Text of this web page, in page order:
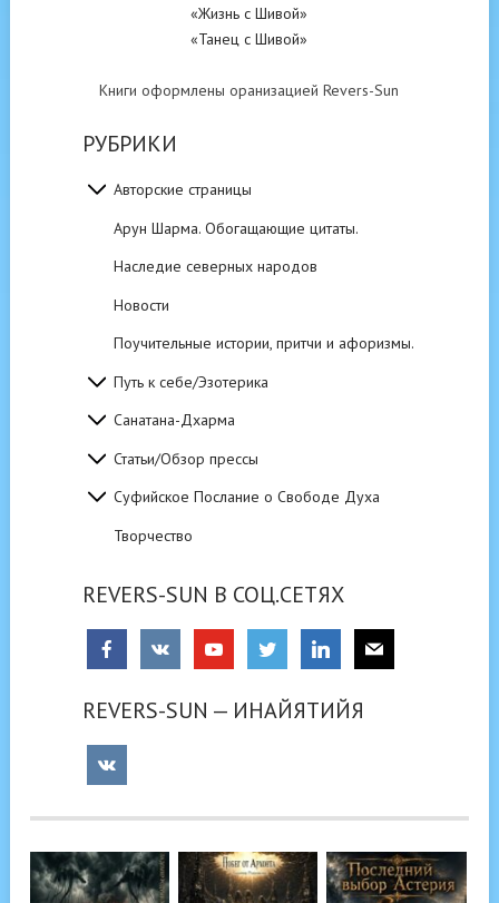
«Жизнь с Шивой»
«Танец с Шивой»
Книги оформлены оранизацией Revers-Sun
РУБРИКИ
Авторские страницы
Арун Шарма. Обогащающие цитаты.
Наследие северных народов
Новости
Поучительные истории, притчи и афоризмы.
Путь к себе/Эзотерика
Санатана-Дхарма
Статьи/Обзор прессы
Суфийское Послание о Свободе Духа
Творчество
REVERS-SUN В СОЦ.СЕТЯХ
REVERS-SUN — ИНАЙЯТИЙЯ